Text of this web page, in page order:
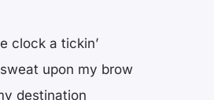
clock a tickin’
upon my brow
destination